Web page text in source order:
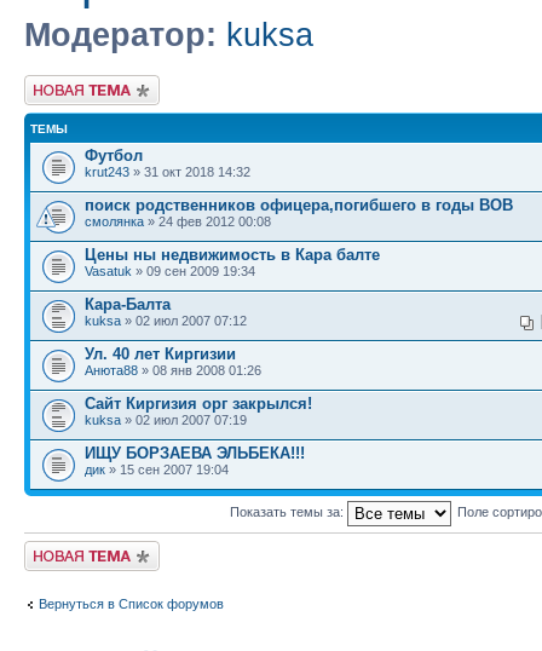
Модератор: kuksa
Новая тема
ТЕМЫ
Футбол
krut243 » 31 окт 2018 14:32
поиск родственников офицера,погибшего в годы ВОВ
смолянка » 24 фев 2012 00:08
Цены ны недвижимость в Кара балте
Vasatuk » 09 сен 2009 19:34
Кара-Балта
kuksa » 02 июл 2007 07:12
Ул. 40 лет Киргизии
Анюта88 » 08 янв 2008 01:26
Сайт Киргизия орг закрылся!
kuksa » 02 июл 2007 07:19
ИЩУ БОРЗАЕВА ЭЛЬБЕКА!!!
дик » 15 сен 2007 19:04
Показать темы за: Поле
Новая тема
Вернуться в Список форумов